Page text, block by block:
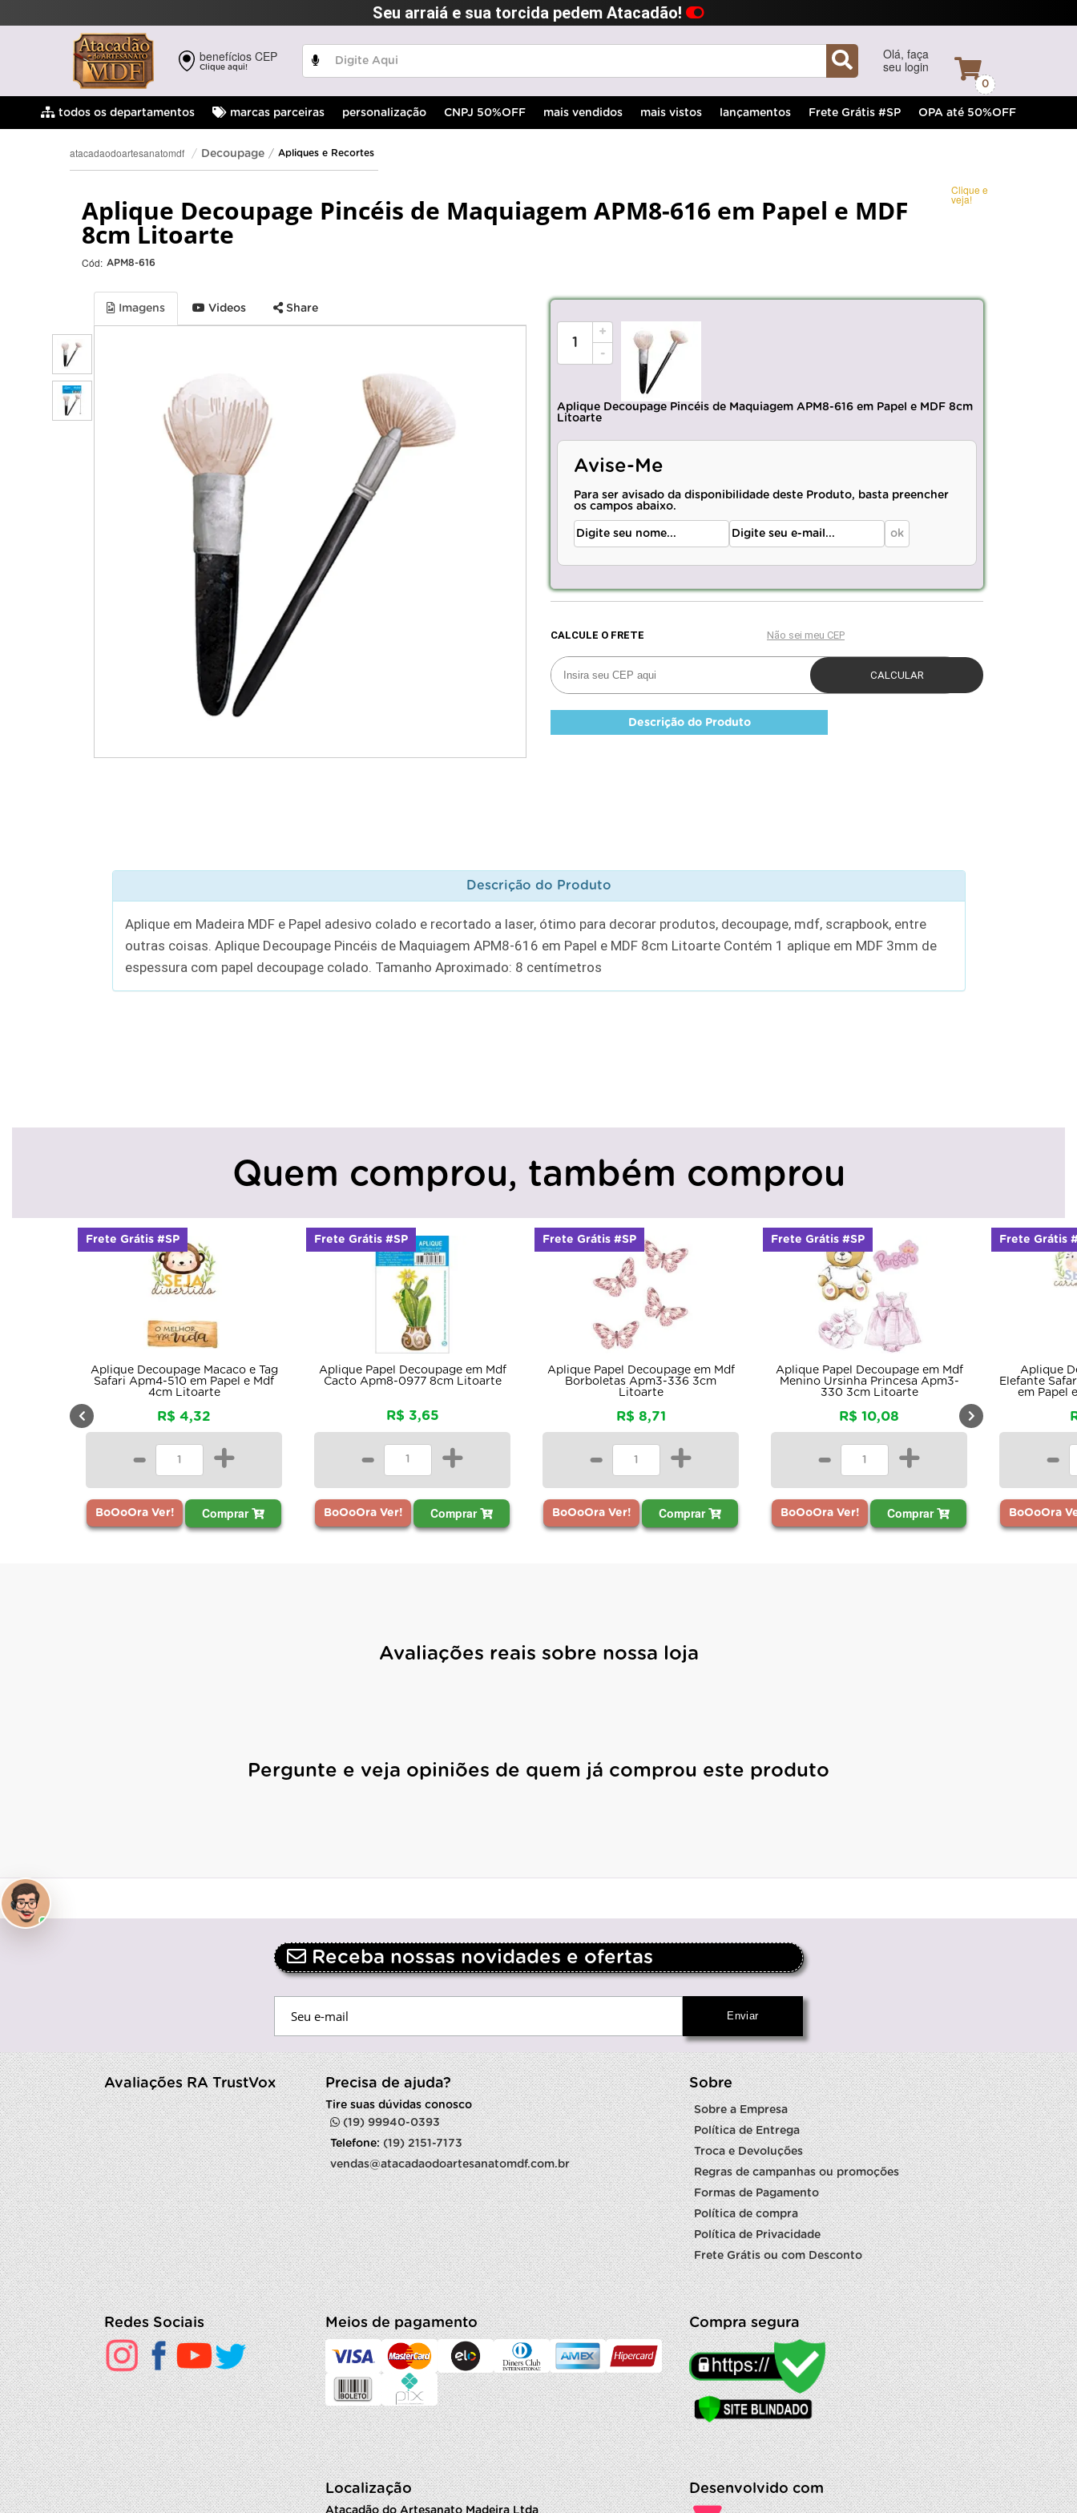
Seu arraiá e sua torcida pedem Atacadão!
benefícios CEP
Clique aqui!
Olá, faça
seu login
0
todos os departamentos marcas parceiras personalização CNPJ 50%OFF mais vendidos mais vistos lançamentos Frete Grátis #SP OPA até 50%OFF
atacadaodoartesanatomdf Decoupage Apliques e Recortes
Aplique Decoupage Pincéis de Maquiagem APM8-616 em Papel e MDF
8cm Litoarte
Cód: APM8-616
Clique e
veja!
Imagens Videos Share
+
-
Aplique Decoupage Pincéis de Maquiagem APM8-616 em Papel e MDF 8cm
Litoarte
Avise-Me
Para ser avisado da disponibilidade deste Produto, basta preencher
os campos abaixo.
Descrição do Produto
Descrição do Produto
Aplique em Madeira MDF e Papel adesivo colado e recortado a laser, ótimo para decorar produtos, decoupage, mdf, scrapbook, entre
outras coisas. Aplique Decoupage Pincéis de Maquiagem APM8-616 em Papel e MDF 8cm Litoarte Contém 1 aplique em MDF 3mm de
espessura com papel decoupage colado. Tamanho Aproximado: 8 centímetros
Quem comprou, também comprou
Aplique Decoupage Macaco e Tag
Safari Apm4-510 em Papel e Mdf
4cm Litoarte
R$ 4,32
- +
BoOoOra Ver! Comprar
Frete Grátis #SP
Aplique Papel Decoupage em Mdf
Cacto Apm8-0977 8cm Litoarte
R$ 3,65
- +
BoOoOra Ver! Comprar
Frete Grátis #SP
Aplique Papel Decoupage em Mdf
Borboletas Apm3-336 3cm
Litoarte
R$ 8,71
- +
BoOoOra Ver! Comprar
Frete Grátis #SP
Aplique Papel Decoupage em Mdf
Menino Ursinha Princesa Apm3-
330 3cm Litoarte
R$ 10,08
- +
BoOoOra Ver! Comprar
Frete Grátis #SP
Aplique
Elefante
em Papel
-
BoOoOra
Frete Grátis
Avaliações reais sobre nossa loja
Pergunte e veja opiniões de quem já comprou este produto
Receba nossas novidades e ofertas
Avaliações RA TrustVox Precisa de ajuda?
Tire suas dúvidas conosco
(19) 99940-0393
Telefone:(19) 2151-7173
vendas@atacadaodoartesanatomdf.com.br
Sobre
Sobre a Empresa
Política de Entrega
Troca e Devoluções
Regras de campanhas ou promoções
Formas de Pagamento
Política de compra
Política de Privacidade
Frete Grátis ou com Desconto
Redes Sociais Meios de pagamento Compra segura
Localização
Atacadão do Artesanato Madeira Ltda
Desenvolvido com